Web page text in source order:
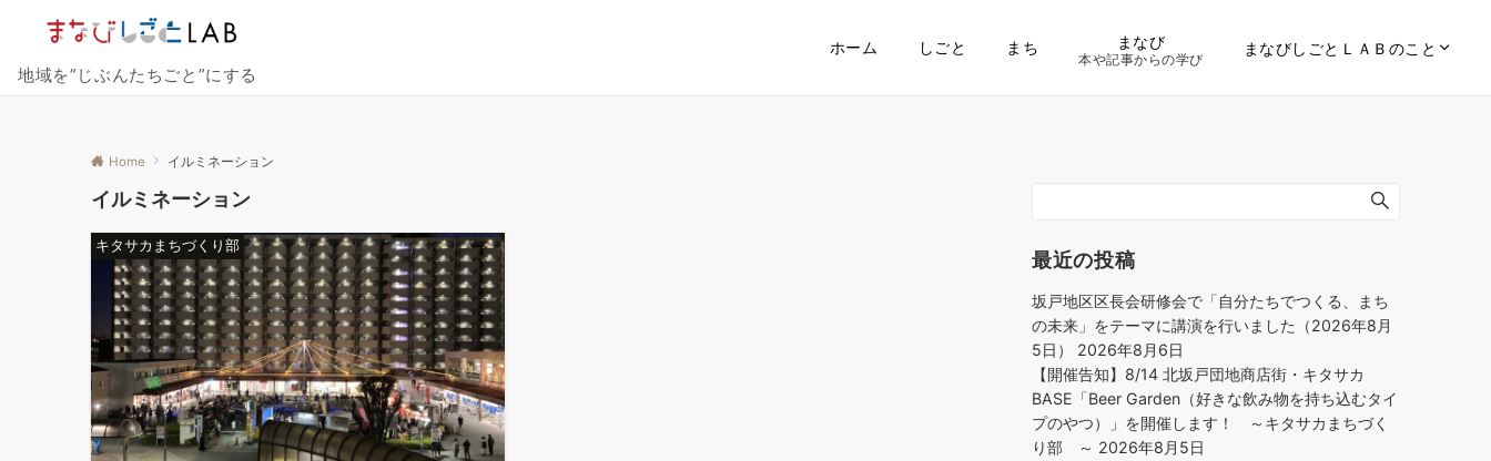
地域を”じぶんたちごと”にする
ホーム しごと まち まなび
本や記事からの学び
まなびしごとＬＡＢのこと
Home イルミネーション
イルミネーション
キタサカまちづくり部
最近の投稿
坂戸地区区長会研修会で「自分たちでつくる、まち
の未来」をテーマに講演を行いました（2026年8月
5日）
2026年8月6日
【開催告知】8/14 北坂戸団地商店街・キタサカ
BASE「Beer Garden（好きな飲み物を持ち込むタイ
プのやつ）」を開催します！ ～キタサカまちづく
り部 ～ 2026年8月5日